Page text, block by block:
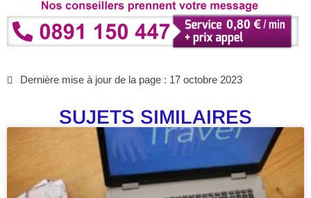
Dernière mise à jour de la page : 17 octobre 2023
SUJETS SIMILAIRES